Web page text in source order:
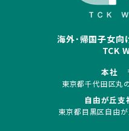
海外･帰国子女向
TCK
本社
東京都千代田区丸
自由が丘支
東京都目黒区自由